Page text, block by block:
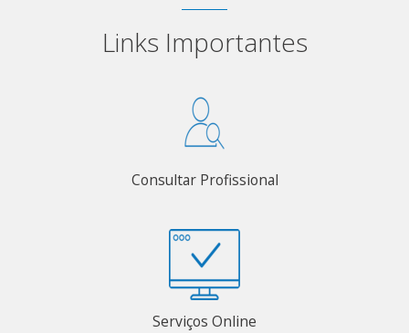
Links Importantes
Consultar Profissional
Serviços Online